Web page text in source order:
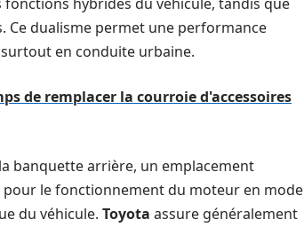
Ce dualisme permet une performance
en conduite urbaine.
de remplacer la courroie d'accessoires
banquette arrière, un emplacement
le fonctionnement du moteur en mode
du véhicule. Toyota assure généralement